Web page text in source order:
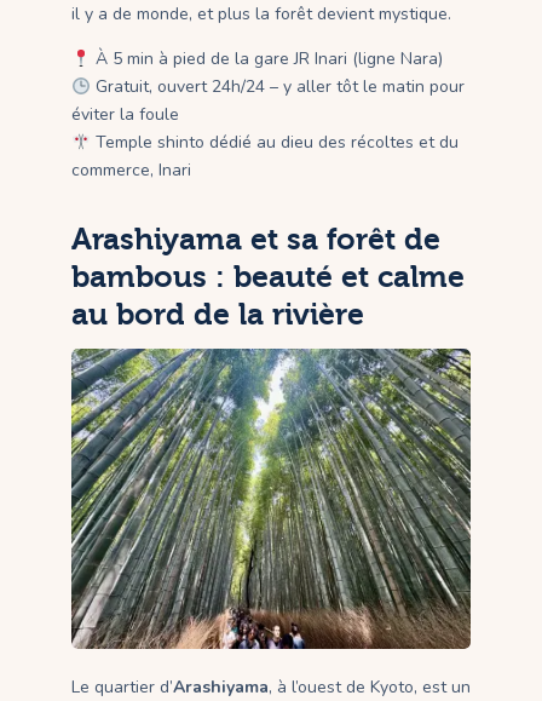
il y a de monde, et plus la forêt devient mystique.
À 5 min à pied de la gare JR Inari (ligne Nara)
Gratuit, ouvert 24h/24 – y aller tôt le matin pour
éviter la foule
Temple shinto dédié au dieu des récoltes et du
commerce, Inari
Arashiyama et sa forêt de
bambous : beauté et calme
au bord de la rivière
Le quartier d’Arashiyama, à l’ouest de Kyoto, est un